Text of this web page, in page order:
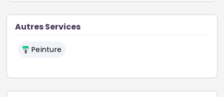
Autres Services
Peinture